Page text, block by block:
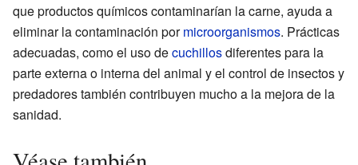
que productos químicos contaminarían la carne, ayuda a
eliminar la contaminación pormicroorganismos. Prácticas
adecuadas, como el uso decuchillosdiferentes para la
parte externa o interna del animal y el control de insectos y
predadores también contribuyen mucho a la mejora de la
sanidad.